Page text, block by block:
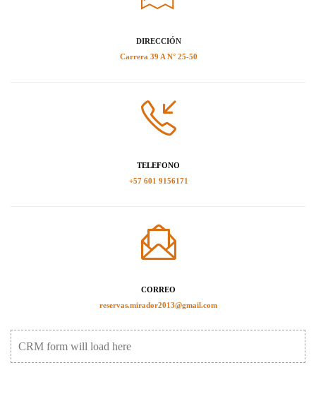
DIRECCIÓN
Carrera 39 A N° 25-50
TELEFONO
+57 601 9156171
CORREO
reservas.mirador2013@gmail.com
CRM form will load here